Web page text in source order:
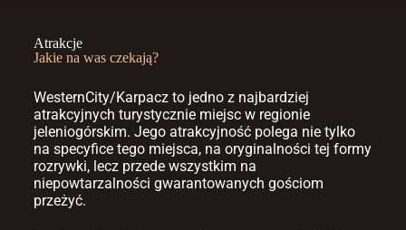
Atrakcje
Jakie na was czekają?
WesternCity/Karpacz to jedno z najbardziej
atrakcyjnych turystycznie miejsc w regionie
jeleniogórskim. Jego atrakcyjność polega nie tylko
na specyfice tego miejsca, na oryginalności tej formy
rozrywki, lecz przede wszystkim na
niepowtarzalności gwarantowanych gościom
przeżyć.